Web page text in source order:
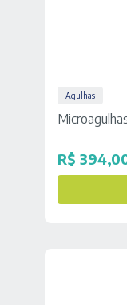
Agulhas
R$